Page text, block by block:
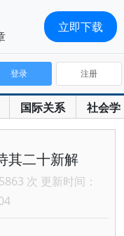
国际关系 社会学
登录 注册
其二十新解
次 更新时间：
立即下载